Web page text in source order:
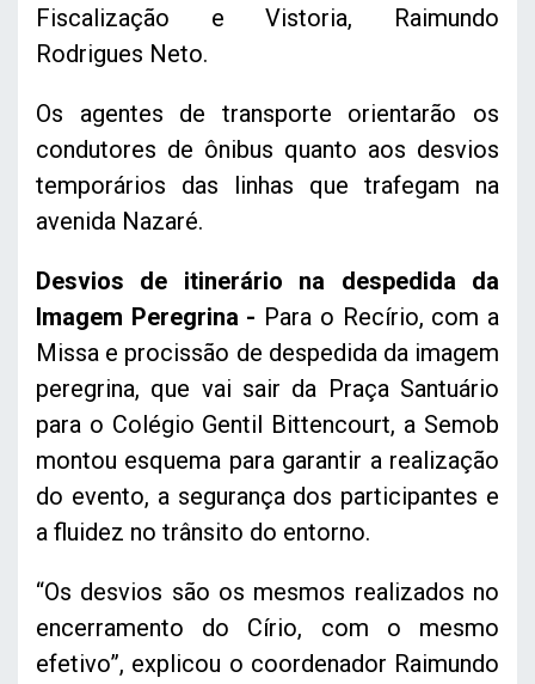
Fiscalização e Vistoria, Raimundo
Rodrigues Neto.
Os agentes de transporte orientarão os
condutores de ônibus quanto aos desvios
temporários das linhas que trafegam na
avenida Nazaré.
Desvios de itinerário na despedida da
Imagem Peregrina - Para o Recírio, com a
Missa e procissão de despedida da imagem
peregrina, que vai sair da Praça Santuário
para o Colégio Gentil Bittencourt, a Semob
montou esquema para garantir a realização
do evento, a segurança dos participantes e
a fluidez no trânsito do entorno.
“Os desvios são os mesmos realizados no
encerramento do Círio, com o mesmo
efetivo”, explicou o coordenador Raimundo